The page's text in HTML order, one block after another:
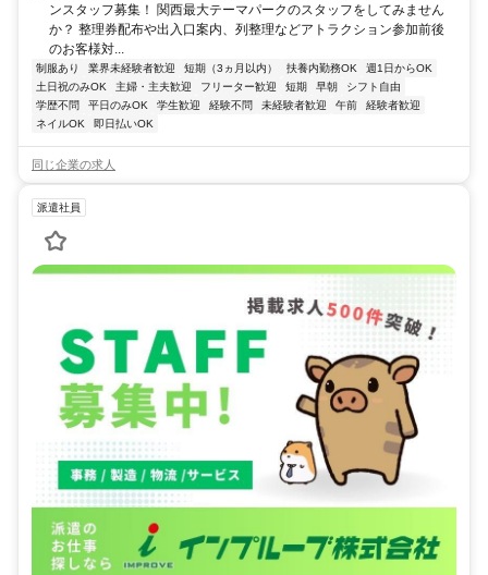
ンスタッフ募集！ 関西最大テーマパークのスタッフをしてみません
か？ 整理券配布や出入口案内、列整理などアトラクション参加前後
のお客様対...
制服あり 業界未経験者歓迎 短期（3ヵ月以内） 扶養内勤務OK
週1日からOK
土日祝のみOK
主婦・主夫歓迎 フリーター歓迎 短期 早朝
シフト自由
学歴不問
平日のみOK 学生歓迎 経験不問 未経験者歓迎 午前
経験者歓迎
ネイルOK
即日払いOK
同じ企業の求人
派遣社員